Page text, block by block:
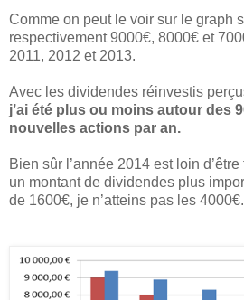
Comme on peut le voir sur le graph
respectivement 9000€, 8000€ et
2011, 2012 et 2013.
Avec les dividendes réinvestis
j’ai été plus ou moins autour des
nouvelles actions par an.
Bien sûr l’année 2014 est loin
un montant de dividendes plus
de 1600€, je n’atteins pas les 4000€.